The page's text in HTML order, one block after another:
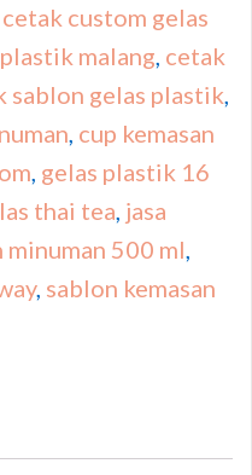
cetak custom gelas
malang, cetak
sablon gelas plastik,
, cup kemasan
, gelas plastik 16
thai tea, jasa
minuman 500 ml,
, sablon kemasan